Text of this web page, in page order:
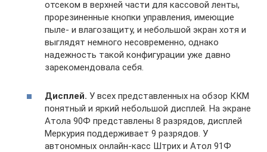
отсеком в верхней части для кассовой ленты,
прорезиненные кнопки управления, имеющие
пыле- и влагозащиту, и небольшой экран хотя и
выглядят немного несовременно, однако
надежность такой конфигурации уже давно
зарекомендовала себя.
Дисплей. У всех представленных на обзор ККМ
понятный и яркий небольшой дисплей. На экране
Атола 90Ф представлены 8 разрядов, дисплей
Меркурия поддерживает 9 разрядов. У
автономных онлайн-касс Штрих и Атол 91Ф